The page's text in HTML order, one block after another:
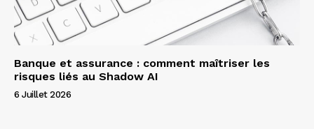
Banque et assurance : comment maîtriser les
risques liés au Shadow AI
6 Juillet 2026